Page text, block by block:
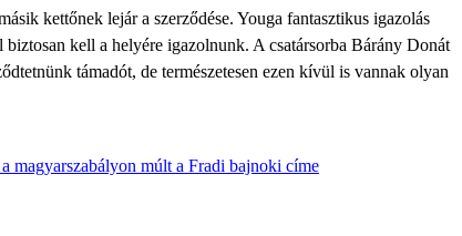
kettőnek lejár a szerződése. Youga fantasztikus igazolás
biztosan kell a helyére igazolnunk. A csatársorba Bárány Donát
támadót, de természetesen ezen kívül is vannak olyan
magyarszabályon múlt a Fradi bajnoki címe